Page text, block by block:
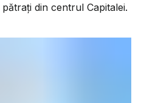
din centrul Capitalei.